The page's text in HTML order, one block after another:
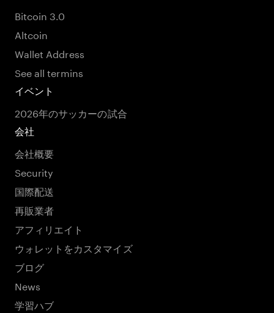
Bitcoin 3.0
Altcoin
Wallet Address
See all termins
イベント
2026年のサッカーの試合
会社
会社概要
Security
国際配送
再販業者
アフィリエイト
ウォレットをカスタマイズ
ブログ
News
学習ハブ